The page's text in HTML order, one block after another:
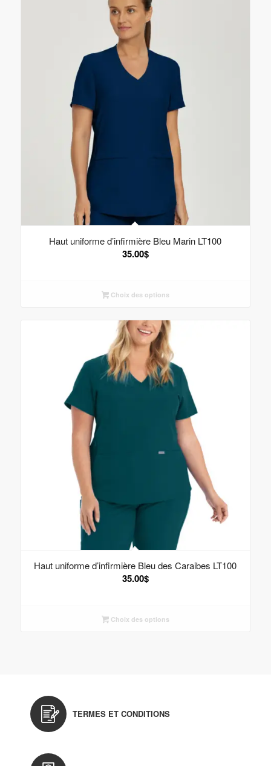
Haut uniforme d’infirmière Bleu Marin LT100
35.00$
Choix des options
Haut uniforme d’infirmière Bleu des Caraibes LT100
35.00$
Choix des options
TERMES ET CONDITIONS